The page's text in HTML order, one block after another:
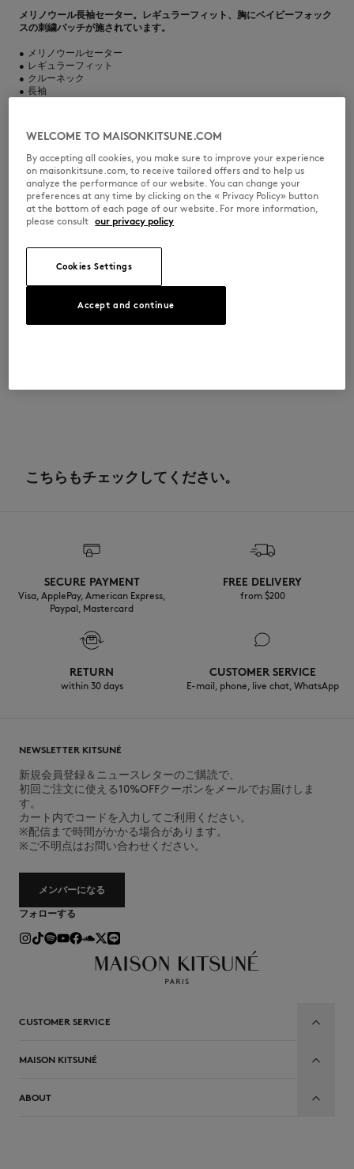
メリノウール長袖セーター。レギュラーフィット、胸にベイビーフォック
スの刺繍パッチが施されています。
• メリノウールセーター
• レギュラーフィット
• クルーネック
• 長袖
仕様などに一部変更がある場合がございますので、予めご了承ください。
MW00816KT1036-P492
サイズ＆カット
サイズ： WOMEN
女性モデル：身長177cm、着用サイズS
素材＆お手入れ方法
トレーサビリティ
be worn often and last long. The collections are developed and
こちらもチェックしてください。
SECURE PAYMENT
Visa, ApplePay, American Express,
Paypal, Mastercard
FREE DELIVERY
from $200
RETURN
within 30 days
CUSTOMER SERVICE
E-mail, phone, live chat, WhatsApp
NEWSLETTER KITSUNÉ
新規会員登録＆ニュースレターのご購読で、
初回ご注文に使える10%OFFクーポンをメールでお届けしま
す。
カート内でコードを入力してご利用ください。
※配信まで時間がかかる場合があります。
※ご不明点はお問い合わせください。
メンバーになる
フォローする
CUSTOMER SERVICE
MAISON KITSUNÉ
ABOUT
WELCOME TO MAISONKITSUNE.COM
By accepting all cookies, you make sure to improve your experience
on maisonkitsune.com, to receive tailored offers and to help us
analyze the performance of our website. You can change your
preferences at any time by clicking on the « Privacy Policy» button
at the bottom of each page of our website. For more information,
please consult our privacy policy
Cookies Settings
Accept and continue